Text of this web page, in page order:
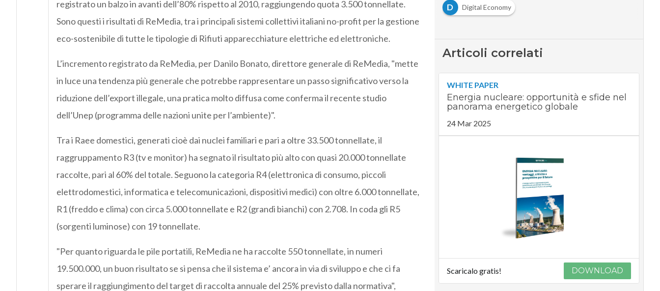
registrato un balzo in avanti dell’80% rispetto al 2010, raggiungendo quota 3.500 tonnellate.
Sono questi i risultati di ReMedia, tra i principali sistemi collettivi italiani no-profit per la gestione
eco-sostenibile di tutte le tipologie di Rifiuti apparecchiature elettriche ed elettroniche.
L’incremento registrato da ReMedia, per Danilo Bonato, direttore generale di ReMedia, "mette
in luce una tendenza più generale che potrebbe rappresentare un passo significativo verso la
riduzione dell’export illegale, una pratica molto diffusa come conferma il recente studio
dell’Unep (programma delle nazioni unite per l’ambiente)".
Tra i Raee domestici, generati cioè dai nuclei familiari e pari a oltre 33.500 tonnellate, il
raggruppamento R3 (tv e monitor) ha segnato il risultato più alto con quasi 20.000 tonnellate
raccolte, pari al 60% del totale. Seguono la categoria R4 (elettronica di consumo, piccoli
elettrodomestici, informatica e telecomunicazioni, dispositivi medici) con oltre 6.000 tonnellate,
R1 (freddo e clima) con circa 5.000 tonnellate e R2 (grandi bianchi) con 2.708. In coda gli R5
(sorgenti luminose) con 19 tonnellate.
"Per quanto riguarda le pile portatili, ReMedia ne ha raccolte 550 tonnellate, in numeri
19.500.000, un buon risultato se si pensa che il sistema e’ ancora in via di sviluppo e che ci fa
sperare il raggiungimento del target di raccolta annuale del 25% previsto dalla normativa",
D
Digital Economy
Articoli correlati
WHITE PAPER
Energia nucleare: opportunità e sfide nel
panorama energetico globale
24 Mar 2025
Scaricalo gratis! DOWNLOAD